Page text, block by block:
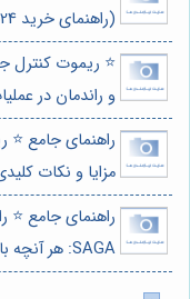
(راهنمای خرید 2024) 🏗️
⭐️ ریموت کنترل
و راندمان در
مزایا و نکات
راهنمای جامع
SAGA: هر آنچه باید بدانید 🏗️